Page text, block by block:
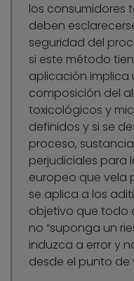
los consumidores
deben
seguridad del
si este método
aplicación implica
composición del
toxicológicos y
definidos y si se
proceso,
perjudiciales para
europeo que vela
se aplica a los
objetivo que todo
no “suponga un
induzca a error y
desde el punto de